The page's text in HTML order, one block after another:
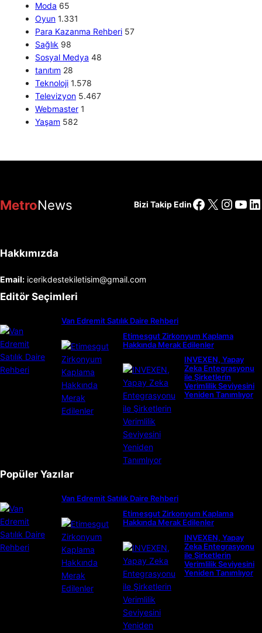
Moda 65
Oyun 1.331
Para Kazanma Rehberi 57
Sağlık 98
Sosyal Medya 48
tanıtım 28
Teknoloji 1.578
Televizyon 5.467
Webmaster 1
Yaşam 582
MetroNews Bizi Takip EdinFacebook
X
Hakkımızda
Email: icerikdestekiletisim@gmail.com
Editör Seçimleri
Van Edremit Satılık Daire Rehberi
Etimesgut Zirkonyum Kaplama
Hakkında Merak Edilenler
INVEXEN, Yapay
Zeka Entegrasyonu
ile Şirketlerin
Verimlilik Seviyesini
Yeniden Tanımlıyor
Popüler Yazılar
Van Edremit Satılık Daire Rehberi
Etimesgut Zirkonyum Kaplama
Hakkında Merak Edilenler
INVEXEN, Yapay
Zeka Entegrasyonu
ile Şirketlerin
Verimlilik Seviyesini
Yeniden Tanımlıyor